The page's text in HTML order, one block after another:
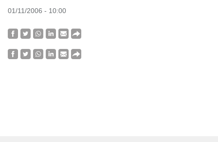
01/11/2006 - 10:00